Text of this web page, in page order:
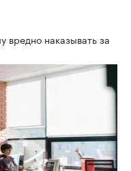
вредно наказывать за